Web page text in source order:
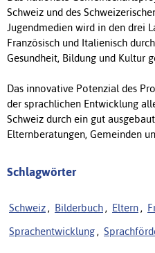
Schweiz und des
Jugendmedien wird in den drei
Französisch und Italienisch
Gesundheit, Bildung und Kultur
Das innovative Potenzial des
der sprachlichen Entwicklung
Schweiz durch ein gut
Elternberatungen, Gemeinden
Schlagwörter
Schweiz , Bilderbuch , Eltern ,
Sprachentwicklung ,